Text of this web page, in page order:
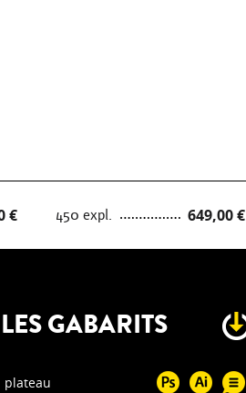
€ 450 expl.
649,00 €
GABARITS
plateau